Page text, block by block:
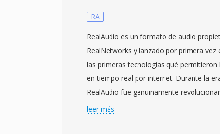
RA
RealAudio es un formato de audio
RealNetworks y lanzado por primera vez
las primeras tecnologias qué permitieron
en tiempo real por internet. Durante la
RealAudio fue genuinamente
usuarios escuchar audio mientras se
leer más